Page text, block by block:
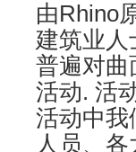
由Rhino
建筑业
普遍对曲
活动. 活
活动中我
人员、